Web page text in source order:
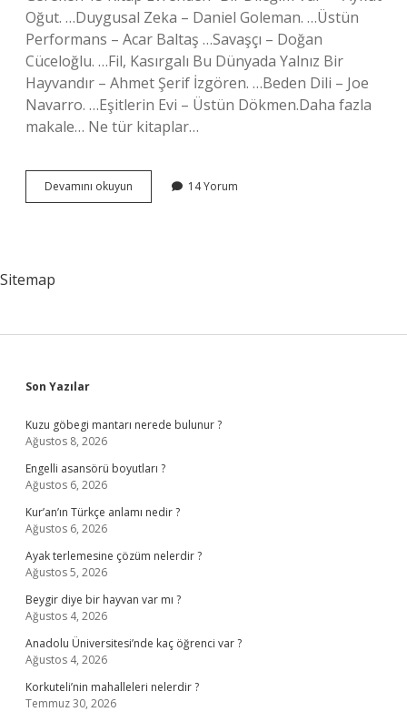
Oğut. …Duygusal Zeka – Daniel Goleman. …Üstün
Performans – ​​Acar Baltaş …Savaşçı – Doğan
Cüceloğlu. …Fil, Kasırgalı Bu Dünyada Yalnız Bir
Hayvandır – Ahmet Şerif İzgören. …Beden Dili – Joe
Navarro. …Eşitlerin Evi – Üstün Dökmen.Daha fazla
makale… Ne tür kitaplar…
Devamını okuyun
Gelişim
14 Yorum
Sitemap
Sidebar
Son Yazılar
Kuzu göbegi mantarı nerede bulunur ?
Ağustos 8, 2026
Engelli asansörü boyutları ?
Ağustos 6, 2026
Kur’an’ın Türkçe anlamı nedir ?
Ağustos 6, 2026
Ayak terlemesine çözüm nelerdir ?
Ağustos 5, 2026
Beygir diye bir hayvan var mı ?
Ağustos 4, 2026
Anadolu Üniversitesi’nde kaç öğrenci var ?
Ağustos 4, 2026
Korkuteli’nin mahalleleri nelerdir ?
Temmuz 30, 2026